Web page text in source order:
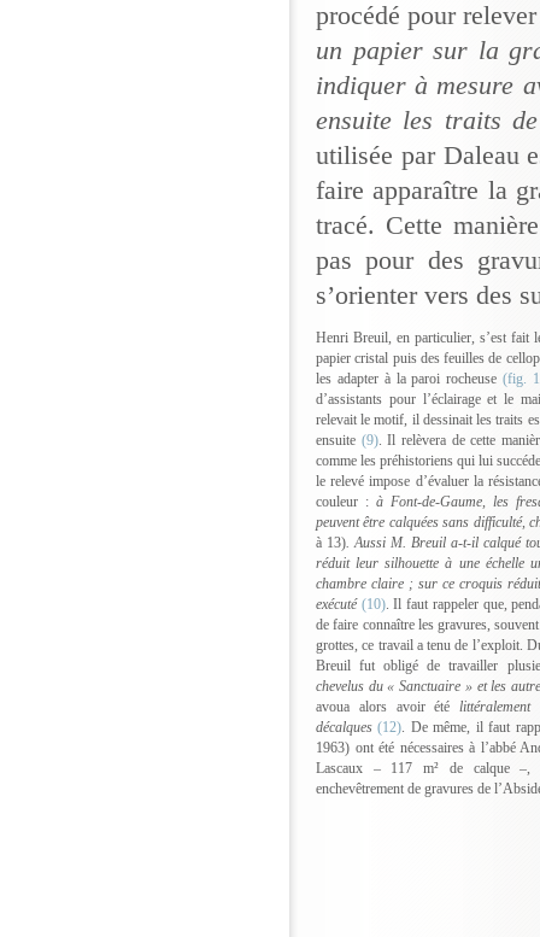
procédé pour
un papier sur la
indiquer à mesure
ensuite les traits
utilisée par Daleau
faire apparaître la
tracé. Cette
pas pour des
s’orienter vers des
Henri Breuil, en particulier, s’est fait
papier cristal puis des feuilles de
les adapter à la paroi rocheuse(fig.
d’assistants pour l’éclairage et le
relevait le motif, il dessinait les traits
ensuite (9). Il relèvera de cette
comme les préhistoriens qui lui
le relevé impose d’évaluer la
couleur : à Font-de-Gaume, les
peuvent être calquées sans difficulté,
à 13). Aussi M. Breuil a-t-il calqué
réduit leur silhouette à une échelle
chambre claire ; sur ce croquis
exécuté(10). Il faut rappeler que,
de faire connaître les gravures,
grottes, ce travail a tenu de l’exploit.
Breuil fut obligé de travailler
chevelus du « Sanctuaire » et les
avoua alors avoir été
décalques (12). De même, il faut
1963) ont été nécessaires à l’abbé
Lascaux – 117 m² de calque –,
enchevêtrement de gravures de